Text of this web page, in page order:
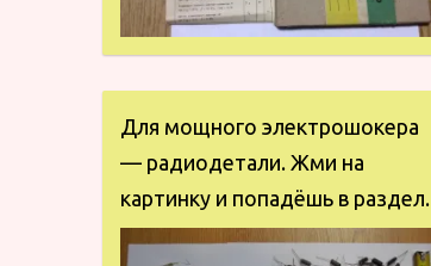
Для мощного электрошокера
— радиодетали. Жми на
картинку и попадёшь в раздел.